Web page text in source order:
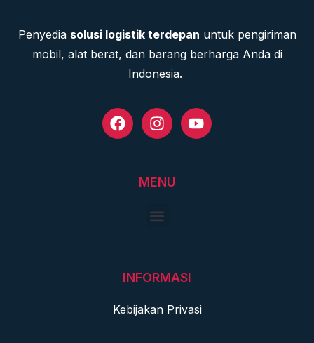
Penyedia solusi logistik terdepan untuk pengiriman
mobil, alat berat, dan barang berharga Anda di
Indonesia.
MENU
INFORMASI
Kebijakan Privasi